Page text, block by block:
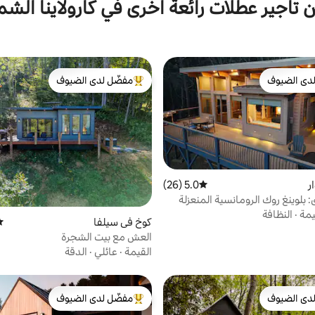
تأجير عطلات رائعة أخرى في كارولاينا
المفضّلة لدى الضيوف
الضيوف
متوسط التقييم 5.0 من 5، 26 مراجعات
5.0 (26)
بلوينغ روك الرومانسية المنعزلة
· النظافة
من أبرز البيوت المفضّلة لدى الضيوف
مفضّل لدى الضيوف
كوخ في سيلفا
العش مع بيت الشجرة
القيمة · عائلي · الدقة
المفضّلة لدى الضيوف
الضيوف
من أبرز البيوت المفضّلة لدى الضيوف
مفضّل لدى الضيوف